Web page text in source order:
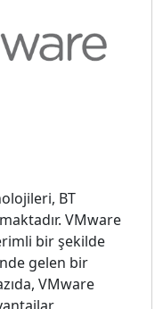
BT
VMware
bir şekilde
gelen bir
VMware